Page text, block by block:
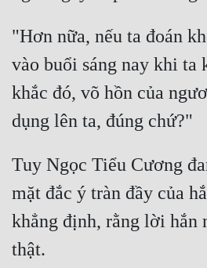
Sủng
Thanh Xuân
Tiểu Thuyết
Trinh Thám
Triều Đấu
Trùng Sinh
Trọng Sinh
"Hơn nữa, nếu ta đoán
vào buổi sáng nay khi ta
khắc đó, võ hồn của
Tuy Ngọc Tiểu Cương
mặt đắc ý tràn đầy của
khẳng định, rằng lời hắn